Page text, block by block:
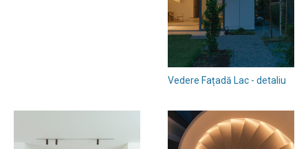
Vedere Fațadă Lac - detaliu